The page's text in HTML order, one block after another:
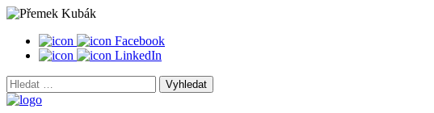
Facebook
LinkedIn
Vyhledat: